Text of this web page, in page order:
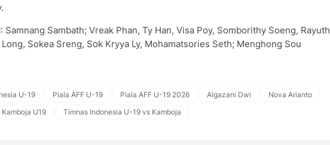
: Samnang Sambath; Vreak Phan, Ty Han, Visa Poy, Somborithy Soeng, Rayuth
Sokea Sreng, Sok Kryya Ly, Mohamatsories Seth; Menghong Sou
U-19 Piala AFF U-19 Piala AFF U-19 2026 Algazani Dwi
Nova Arianto
U19
Timnas Indonesia U-19 vs Kamboja